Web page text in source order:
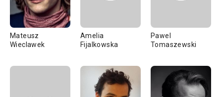
Mateusz
Wieclawek
Amelia
Fijalkowska
Pawel
Tomaszewski